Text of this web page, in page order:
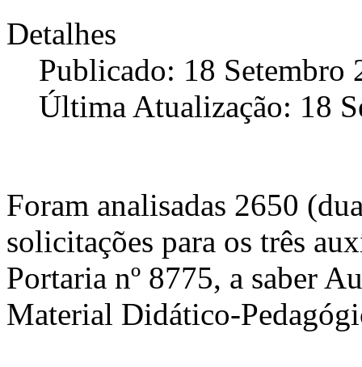
Detalhes
Publicado: 18 Setembro
Última Atualização: 18
Foram analisadas 2650
solicitações para os três
Portaria nº 8775, a saber
Material Didático-